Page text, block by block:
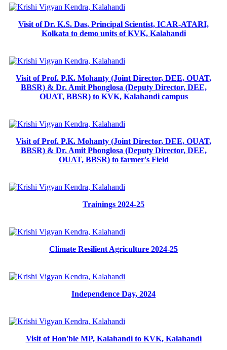
Visit of Dr. K.S. Das, Principal Scientist, ICAR-ATARI,
Kolkata to demo units of KVK, Kalahandi
Visit of Prof. P.K. Mohanty (Joint Director, DEE, OUAT,
BBSR) & Dr. Amit Phonglosa (Deputy Director, DEE,
OUAT, BBSR) to KVK, Kalahandi campus
Visit of Prof. P.K. Mohanty (Joint Director, DEE, OUAT,
BBSR) & Dr. Amit Phonglosa (Deputy Director, DEE,
OUAT, BBSR) to farmer's Field
Trainings 2024-25
Climate Resilient Agriculture 2024-25
Independence Day, 2024
Visit of Hon'ble MP, Kalahandi to KVK, Kalahandi